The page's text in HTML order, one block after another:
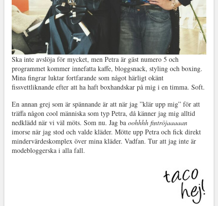
Ska inte avslöja för mycket, men Petra är gäst numero 5 och
programmet kommer innefatta kaffe, bloggsnack, styling och boxing.
Mina fingrar luktar fortfarande som något härligt okänt
fissvettliknande efter att ha haft boxhandskar på mig i en timma. Soft.
En annan grej som är spännande är att när jag ”klär upp mig” för att
träffa någon cool människa som typ Petra, då känner jag mig alltid
nedklädd när vi väl möts. Som nu. Jag ba oohhhh fintröjaaaaan
imorse när jag stod och valde kläder. Mötte upp Petra och fick direkt
mindervärdeskomplex över mina kläder. Vadfan. Tur att jag inte är
modebloggerska i alla fall.